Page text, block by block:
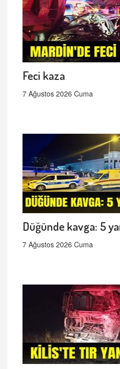
Feci kaza
7 Ağustos 2026 Cuma
Düğünde kavga: 5
7 Ağustos 2026 Cuma